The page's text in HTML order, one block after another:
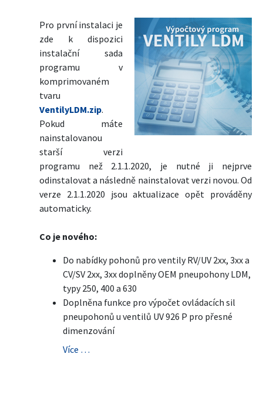
Pro první instalaci je
zde k dispozici
instalační sada
programu v
komprimovaném
tvaru
VentilyLDM.zip.
Pokud máte
nainstalovanou
starší verzi
programu než 2.1.1.2020, je nutné ji nejprve
odinstalovat a následně nainstalovat verzi novou. Od
verze 2.1.1.2020 jsou aktualizace opět prováděny
automaticky.
Co je nového:
Do nabídky pohonů pro ventily RV/UV 2xx, 3xx a
CV/SV 2xx, 3xx doplněny OEM pneupohony LDM,
typy 250, 400 a 630
Doplněna funkce pro výpočet ovládacích sil
pneupohonů u ventilů UV 926 P pro přesné
dimenzování
Více …